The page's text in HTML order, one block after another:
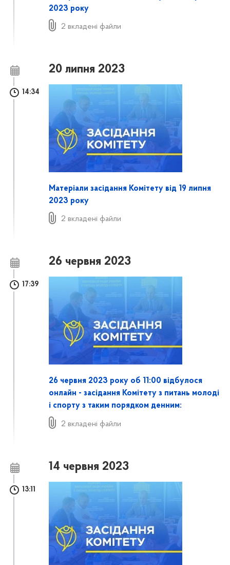
2023 року
2 вкладені файли
20 липня 2023
14:34
Матеріали засідання Комітету від 19 липня
2023 року
2 вкладені файли
26 червня 2023
17:39
26 червня 2023 року об 11:00 відбулося
онлайн - засідання Комітету з питань молоді
і спорту з таким порядком денним:
2 вкладені файли
14 червня 2023
13:11